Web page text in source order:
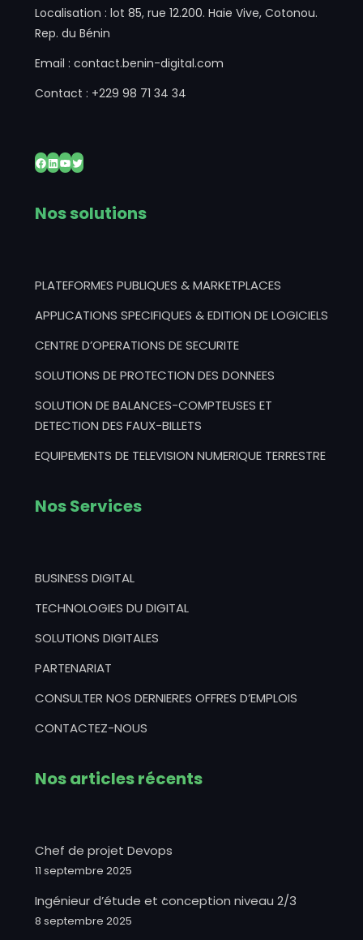
Localisation : lot 85, rue 12.200. Haie Vive, Cotonou.
Rep. du Bénin
Email : contact.benin-digital.com
Contact : +229 98 71 34 34
Facebook
LinkedIn
YouTube
Twitter
Nos solutions
PLATEFORMES PUBLIQUES & MARKETPLACES
APPLICATIONS SPECIFIQUES & EDITION DE LOGICIELS
CENTRE D’OPERATIONS DE SECURITE
SOLUTIONS DE PROTECTION DES DONNEES
SOLUTION DE BALANCES-COMPTEUSES ET
DETECTION DES FAUX-BILLETS
EQUIPEMENTS DE TELEVISION NUMERIQUE TERRESTRE
Nos Services
BUSINESS DIGITAL
TECHNOLOGIES DU DIGITAL
SOLUTIONS DIGITALES
PARTENARIAT
CONSULTER NOS DERNIERES OFFRES D’EMPLOIS
CONTACTEZ-NOUS
Nos articles récents
Chef de projet Devops
11 septembre 2025
Ingénieur d’étude et conception niveau 2/3
8 septembre 2025